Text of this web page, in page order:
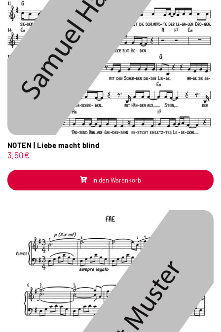
NOTEN | Liebe macht blind
3,50€
In den Warenkorb